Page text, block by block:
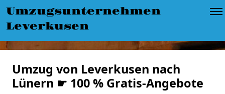
Umzugsunternehmen
Leverkusen
Umzug von Leverkusen nach
Lünern ☛ 100 % Gratis-Angebote